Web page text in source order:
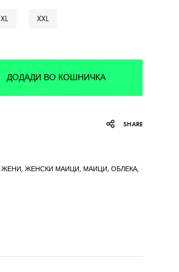
XL XXL
ДОДАДИ ВО КОШНИЧКА
SHARE
ЖЕНИ, ЖЕНСКИ МАИЦИ, МАИЦИ, ОБЛЕКА,